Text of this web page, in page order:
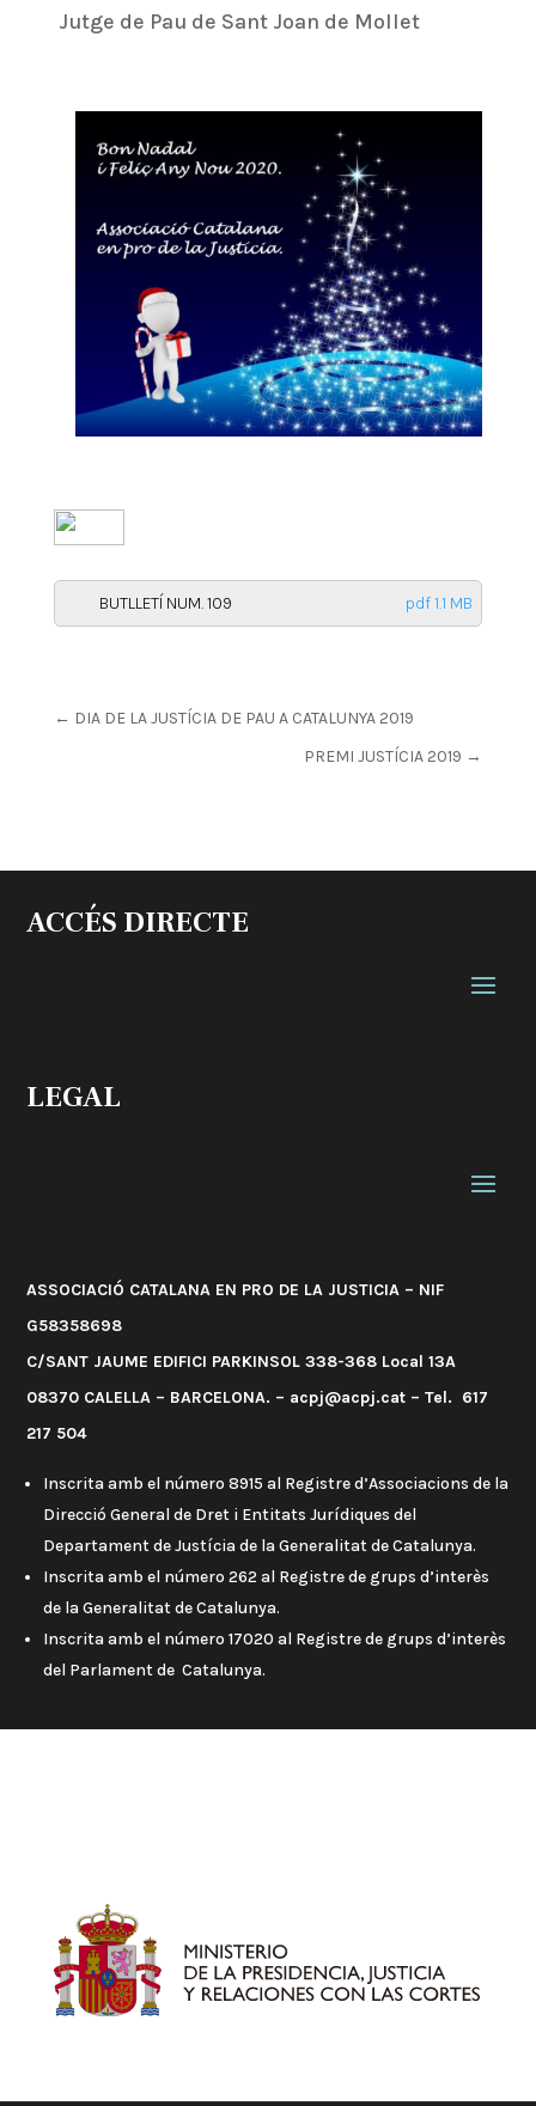
Jutge de Pau de Sant Joan de Mollet
BUTLLETÍ NUM. 109 pdf 1.1 MB
← DIA DE LA JUSTÍCIA DE PAU A CATALUNYA 2019
PREMI JUSTÍCIA 2019 →
ACCÉS DIRECTE
LEGAL
ASSOCIACIÓ CATALANA EN PRO DE LA JUSTICIA – NIF
G58358698
C/SANT JAUME EDIFICI PARKINSOL 338-368 Local 13A
08370 CALELLA – BARCELONA. – acpj@acpj.cat – Tel. 617
217 504
Inscrita amb el número 8915 al Registre d’Associacions de la
Direcció General de Dret i Entitats Jurídiques del
Departament de Justícia de la Generalitat de Catalunya.
Inscrita amb el número 262 al Registre de grups d’interès
de la Generalitat de Catalunya.
Inscrita amb el número 17020 al Registre de grups d’interès
del Parlament de Catalunya.